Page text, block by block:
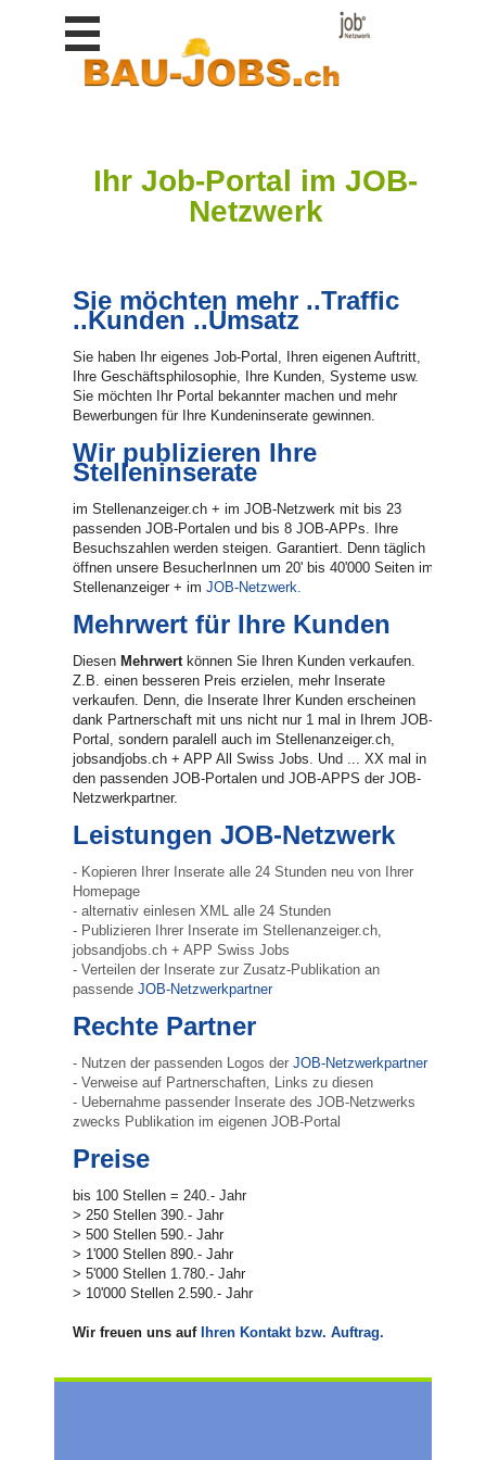
Lehrstellen
Lehrstellen
inserieren
Ihr Job-Portal im JOB-
Netzwerk
Sie möchten mehr ..Traffic
..Kunden ..Umsatz
Sie haben Ihr eigenes Job-Portal, Ihren eigenen Auftritt,
Ihre Geschäftsphilosophie, Ihre Kunden, Systeme usw.
Sie möchten Ihr Portal bekannter machen und mehr
Bewerbungen für Ihre Kundeninserate gewinnen.
Wir publizieren Ihre
Stelleninserate
im Stellenanzeiger.ch + im JOB-Netzwerk mit bis 23
passenden JOB-Portalen und bis 8 JOB-APPs. Ihre
Besuchszahlen werden steigen. Garantiert. Denn täglich
öffnen unsere BesucherInnen um 20' bis 40'000 Seiten im
Stellenanzeiger + im JOB-Netzwerk.
Mehrwert für Ihre Kunden
Diesen Mehrwert können Sie Ihren Kunden verkaufen.
Z.B. einen besseren Preis erzielen, mehr Inserate
verkaufen. Denn, die Inserate Ihrer Kunden erscheinen
dank Partnerschaft mit uns nicht nur 1 mal in Ihrem JOB-
Portal, sondern paralell auch im Stellenanzeiger.ch,
jobsandjobs.ch + APP All Swiss Jobs. Und ... XX mal in
den passenden JOB-Portalen und JOB-APPS der JOB-
Netzwerkpartner.
Leistungen JOB-Netzwerk
- Kopieren Ihrer Inserate alle 24 Stunden neu von Ihrer
Homepage
- alternativ einlesen XML alle 24 Stunden
- Publizieren Ihrer Inserate im Stellenanzeiger.ch,
jobsandjobs.ch + APP Swiss Jobs
- Verteilen der Inserate zur Zusatz-Publikation an
passende JOB-Netzwerkpartner
Rechte Partner
- Nutzen der passenden Logos der JOB-Netzwerkpartner
- Verweise auf Partnerschaften, Links zu diesen
- Uebernahme passender Inserate des JOB-Netzwerks
zwecks Publikation im eigenen JOB-Portal
Preise
bis 100 Stellen = 240.- Jahr
> 250 Stellen 390.- Jahr
> 500 Stellen 590.- Jahr
> 1'000 Stellen 890.- Jahr
> 5'000 Stellen 1.780.- Jahr
> 10'000 Stellen 2.590.- Jahr
Wir freuen uns auf Ihren Kontakt bzw. Auftrag.